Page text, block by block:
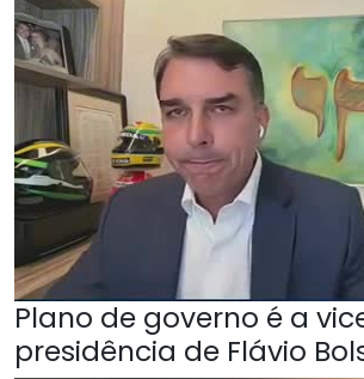
Plano de governo é a
presidência de Flávio